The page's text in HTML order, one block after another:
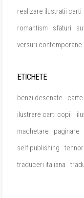
realizare ilustratii carti
romantism
sfaturi
versuri contemporane
ETICHETE
benzi desenate carte
ilustrare carti copii
machetare
paginare
self publishing
traduceri italiana